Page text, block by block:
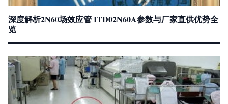
深度解析2N60场效应管 ITD02N60A参数与厂家直供优势全
览